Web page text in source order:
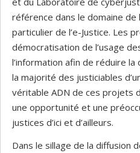
référence dans le domaine
particulier de l’e-Justice. Les
démocratisation de l’usage
l’information afin de réduire
la majorité des justiciables
véritable ADN de ces projets
une opportunité et une
justices d’ici et d’ailleurs.
Dans le sillage de la diffusion